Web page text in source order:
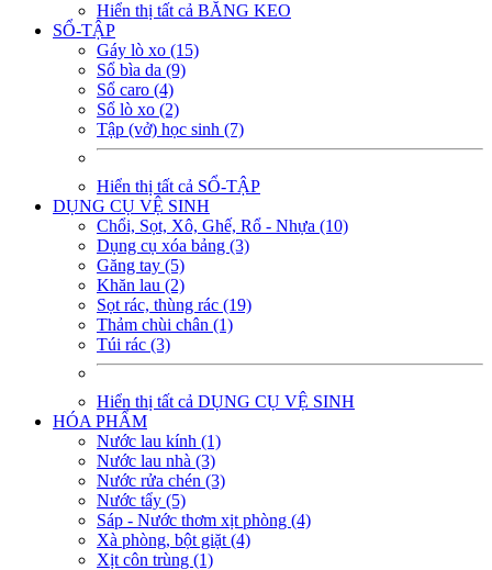
Hiển thị tất cả BĂNG KEO
SỔ-TẬP
Gáy lò xo (15)
Sổ bìa da (9)
Sổ caro (4)
Sổ lò xo (2)
Tập (vở) học sinh (7)
Hiển thị tất cả SỔ-TẬP
DỤNG CỤ VỆ SINH
Chổi, Sọt, Xô, Ghế, Rổ - Nhựa (10)
Dụng cụ xóa bảng (3)
Găng tay (5)
Khăn lau (2)
Sọt rác, thùng rác (19)
Thảm chùi chân (1)
Túi rác (3)
Hiển thị tất cả DỤNG CỤ VỆ SINH
HÓA PHẨM
Nước lau kính (1)
Nước lau nhà (3)
Nước rửa chén (3)
Nước tẩy (5)
Sáp - Nước thơm xịt phòng (4)
Xà phòng, bột giặt (4)
Xịt côn trùng (1)